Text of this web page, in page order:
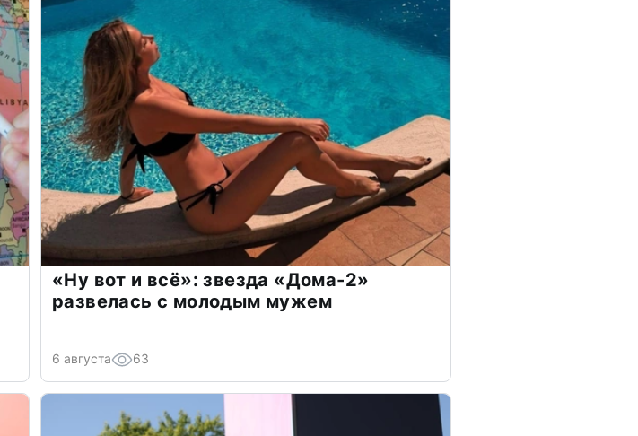
«Ну вот и всё»: звезда «Дома-2»
развелась с молодым мужем
6 августа 63